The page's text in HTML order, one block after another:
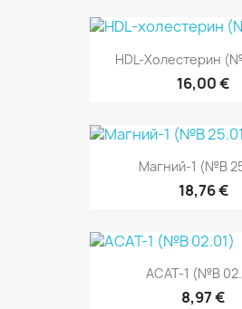
HDL-Холестерин
16,00 €
Магний-1 (№В
18,76 €
АСАТ-1 (№В
8,97 €